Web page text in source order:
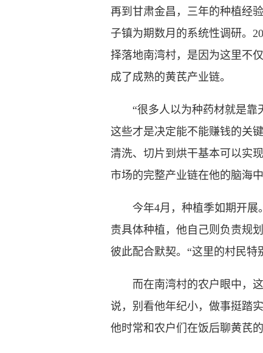
再到甘肃金昌，三年的种植经
子镇为期数月的系统性调研。
择落地南湾村，是因为这里不
成了成熟的黄芪产业链。
“很多人以为种药材就是靠天
这些才是决定能不能赚钱的关
清洗、切片到烘干基本可以实
市场的完整产业链在他的脑海中
今年4月，种植季如期开展。
责具体种植，他自己则负责规
彼此配合默契。“这里的村民特
而在南湾村的农户眼中，这
说，别看他年纪小，做事挺踏
他时常和农户们在饭后聊黄芪的